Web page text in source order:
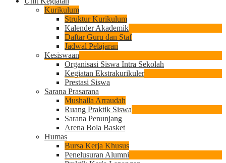
Kurikulum
Struktur Kurikulum
Kalender Akademik
Daftar Guru dan Staf
Jadwal Pelajaran
Kesiswaan
Organisasi Siswa Intra Sekolah
Kegiatan Ekstrakurikuler
Prestasi Siswa
Sarana Prasarana
Mushalla Arraudah
Ruang Praktik Siswa
Sarana Penunjang
Arena Bola Basket
Humas
Bursa Kerja Khusus
Penelusuran Alumni